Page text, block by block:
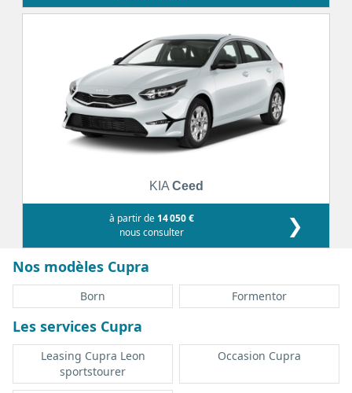
KIACeed
à partir de 14 050 €
nous consulter
❯
Nos modèles Cupra
Born Formentor
Les services Cupra
Leasing Cupra Leon
sportstourer
Occasion Cupra